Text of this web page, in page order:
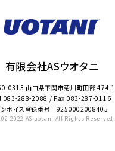
有限会社ASウオタニ
0313 山口県下関市菊川町田部 474-1
083-288-2088 / Fax 083-287-0116
ンボイス登録番号:T9250002008405
2022 AS uotani All Rights Reserved.